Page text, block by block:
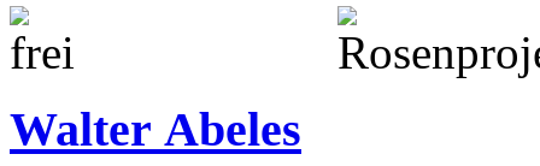
Walter Abeles